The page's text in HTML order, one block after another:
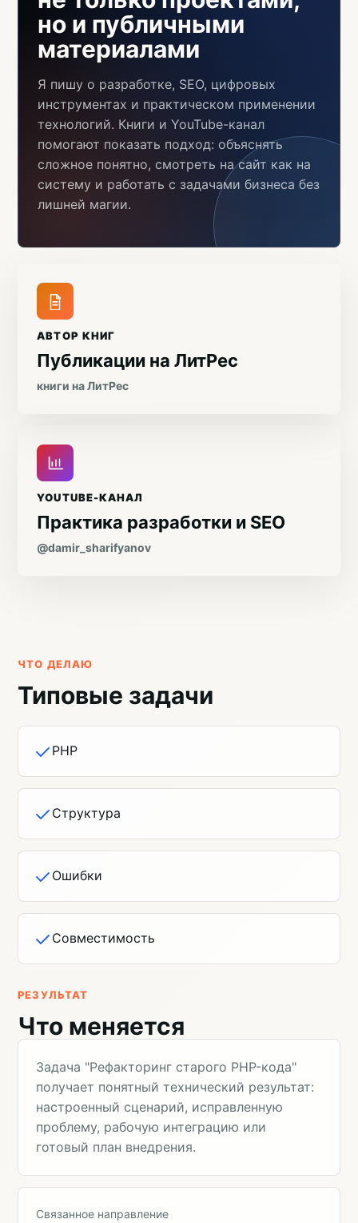
но и публичными
материалами
Я пишу о разработке, SEO, цифровых
инструментах и практическом применении
технологий. Книги и YouTube-канал
помогают показать подход: объяснять
сложное понятно, смотреть на сайт как на
систему и работать с задачами бизнеса без
лишней магии.
АВТОР КНИГ
Публикации на ЛитРес
книги на ЛитРес
YOUTUBE-КАНАЛ
Практика разработки и SEO
@damir_sharifyanov
ЧТО ДЕЛАЮ
Типовые задачи
PHP
Структура
Ошибки
Совместимость
РЕЗУЛЬТАТ
Что меняется
Задача "Рефакторинг старого PHP-кода"
получает понятный технический результат:
настроенный сценарий, исправленную
проблему, рабочую интеграцию или
готовый план внедрения.
Связанное направление